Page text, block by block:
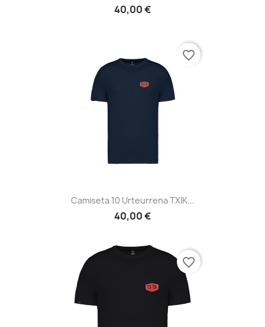
40,00 €
Camiseta 10 Urteurrena TXIK...
40,00 €
favorite_border
favorite_border